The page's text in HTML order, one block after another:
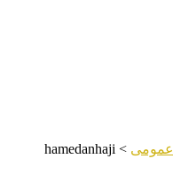
عمومی >
hamedanhaji